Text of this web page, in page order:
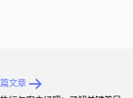
文章